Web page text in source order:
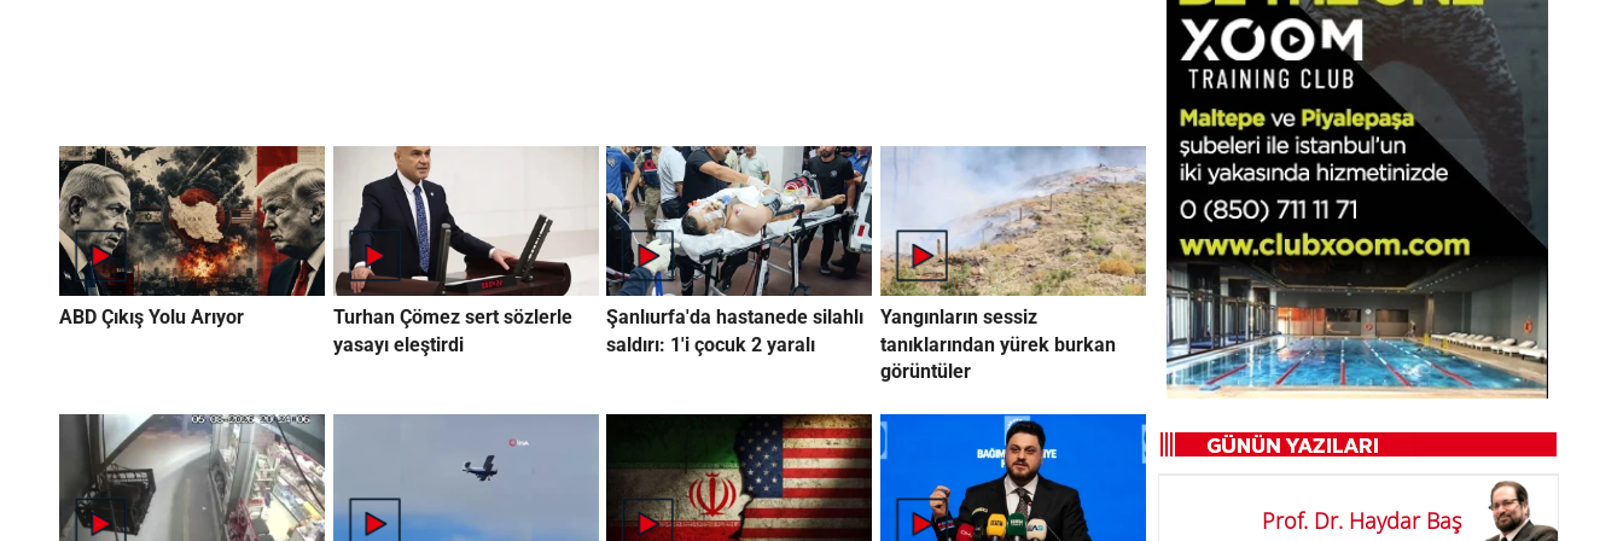
ABD Çıkış Yolu Arıyor
Turhan Çömez sert sözlerle
yasayı eleştirdi
Şanlıurfa'da hastanede silahlı
saldırı: 1'i çocuk 2 yaralı
Yangınların sessiz
tanıklarından yürek burkan
görüntüler
Prof. Dr. Haydar Baş